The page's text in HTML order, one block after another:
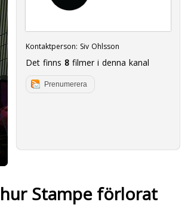
Kontaktperson: Siv Ohlsson
Det finns 8filmer i denna kanal
Prenumerera
Stampe förlorat